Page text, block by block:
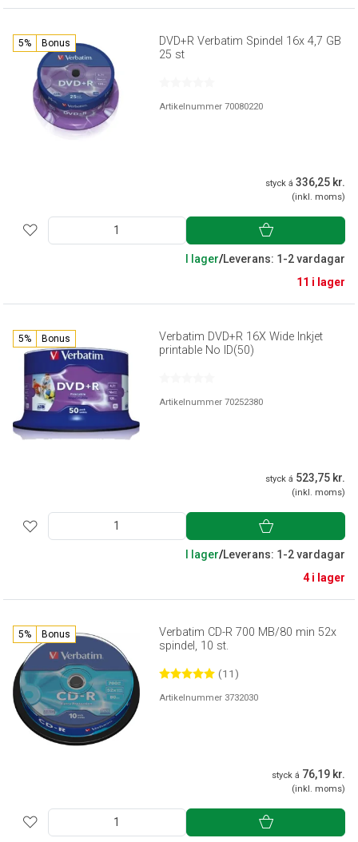
5% Bonus
DVD+R Verbatim Spindel 16x 4,7 GB
25 st
Artikelnummer 70080220
styck á 336,25 kr.
(inkl. moms)
I lager/Leverans: 1-2 vardagar
11 i lager
5% Bonus
Verbatim DVD+R 16X Wide Inkjet
printable No ID(50)
Artikelnummer 70252380
styck á 523,75 kr.
(inkl. moms)
I lager/Leverans: 1-2 vardagar
4 i lager
5% Bonus
Verbatim CD-R 700 MB/80 min 52x
spindel, 10 st.
(11)
Artikelnummer 3732030
styck á 76,19 kr.
(inkl. moms)